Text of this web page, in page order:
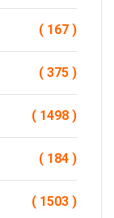
( 167 )
( 375 )
( 1498 )
( 184 )
( 1503 )